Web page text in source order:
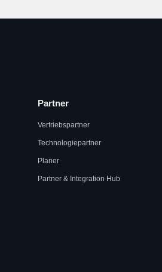
Partner
Vertriebspartner
Technologiepartner
Planer
Partner & Integration Hub